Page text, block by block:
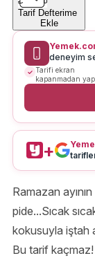
Tarif Defterime
Ekle
deneyim
Tarifi ekran
kapanmadan yap
+
Ramazan
pide...Sıcak
kokusuyla iştah
Bu tarif kaçmaz!